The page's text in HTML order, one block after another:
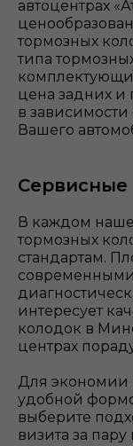
автоцентрах
тормозных
типа
цена задних и
в
Вашего
В каждом
тормозных
стандартам.
интересует
колодок в
центрах
Для экономии
удобной
выберите
визита за